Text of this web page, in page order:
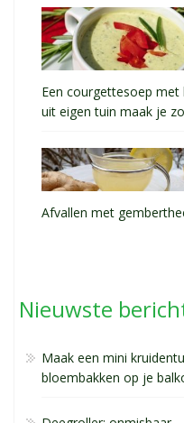
Een courgettesoep met
uit eigen tuin maak je zo
Afvallen met
Nieuwste
Maak een mini
bloembakken op je